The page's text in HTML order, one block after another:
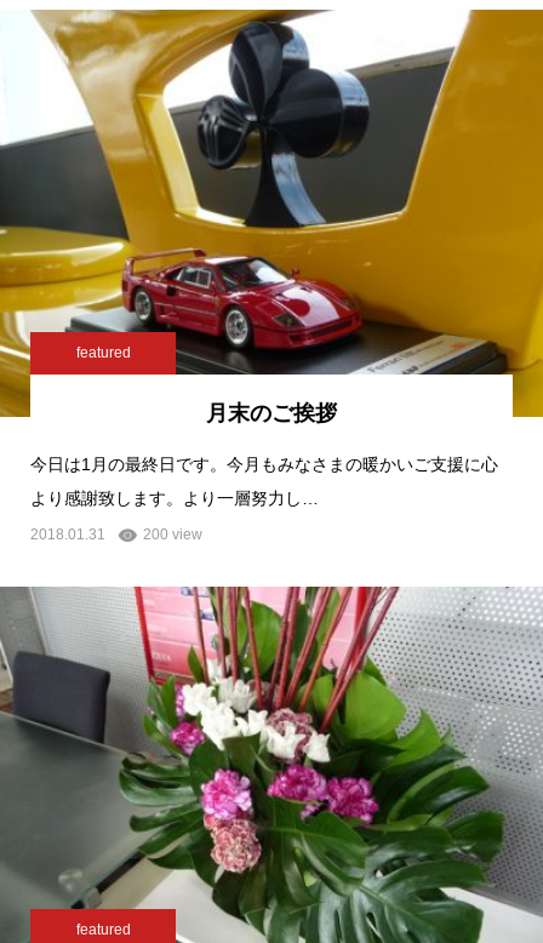
featured
月末のご挨拶
今日は1月の最終日です。今月もみなさまの暖かいご支援に心
より感謝致します。より一層努力し…
2018.01.31 200 view
featured